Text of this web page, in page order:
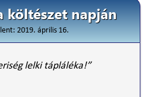
költészet napján
2019. április 16.
lelki tápláléka!”